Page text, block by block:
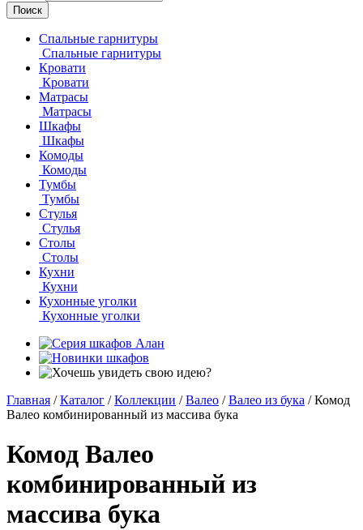
Спальные гарнитуры
Спальные гарнитуры
Кровати
Кровати
Матрасы
Матрасы
Шкафы
Шкафы
Комоды
Комоды
Тумбы
Тумбы
Стулья
Стулья
Столы
Столы
Кухни
Кухни
Кухонные уголки
Кухонные уголки
Главная / Каталог / Коллекции / Валео / Валео из бука / Комод
Валео комбинированный из массива бука
Комод Валео
комбинированный из
массива бука